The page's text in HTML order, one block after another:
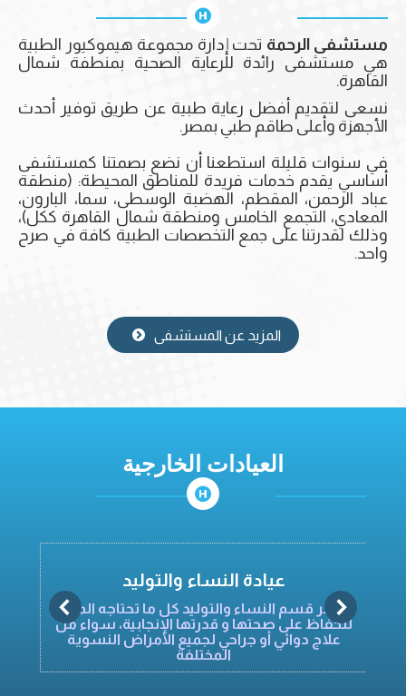
مستشفى الرحمة تحت إدارة مجموعة هيموكيور الطبية
هي مستشفى رائدة للرعاية الصحية بمنطفة شمال
القاهرة.
نسعى لتقديم أفضل رعاية طبية عن طريق توفير أحدث
الأجهزة وأعلى طاقم طبي بمصر.
في سنوات قليلة استطعنا أن نضع بصمتنا كمستشفى
أساسي يقدم خدمات فريدة للمناطق المحيطة: (منطقة
عباد الرحمن، المقطم، الهضبة الوسطى، سما، البارون،
المعادي، التجمع الخامس ومنطقة شمال القاهرة ككل)،
وذلك لقدرتنا على جمع التخصصات الطبية كافة في صرح
واحد.
المزيد عن المستشفى
العيادات الخارجية
عيادة النساء والتوليد
يوفر قسم النساء والتوليد كل ما تحتاجه المرأة
للحفاظ على صحتها و قدرتها الإنجابية، سواء من
علاج دوائي أو جراحي لجميع الأمراض النسوية
المختلفة